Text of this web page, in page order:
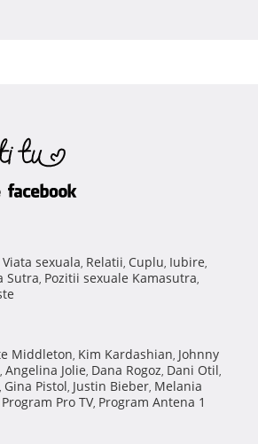
Viata sexuala, Relatii, Cuplu, Iubire,
Sutra, Pozitii sexuale Kamasutra,
Middleton, Kim Kardashian, Johnny
, Angelina Jolie, Dana Rogoz, Dani Otil,
, Gina Pistol, Justin Bieber, Melania
Program Pro TV, Program Antena 1